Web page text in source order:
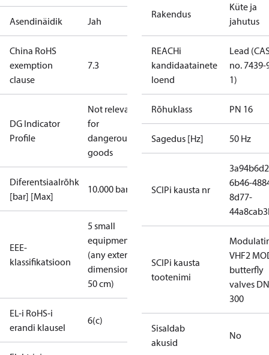
Asendinäidik Jah
China RoHS
exemption
clause
7.3
DG Indicator
Profile
Not relevant
for
dangerous
goods
Diferentsiaalrõhk
[bar] [Max]
10.000 bar
EEE-
klassifikatsioon
5 small
equipment
(any external
dimension <
50 cm)
EL-i RoHS-i
erandi klausel
6(c)
Rakendus
Küte ja
jahutus
REACHi
kandidaatainete
loend
Lead
no. 7439-
1)
Rõhuklass PN 16
Sagedus [Hz] 50 Hz
SCIPi kausta nr
6b46-
8d77-
SCIPi kausta
tootenimi
VHF2
butterfly
valves
300
Sisaldab
akusid
No